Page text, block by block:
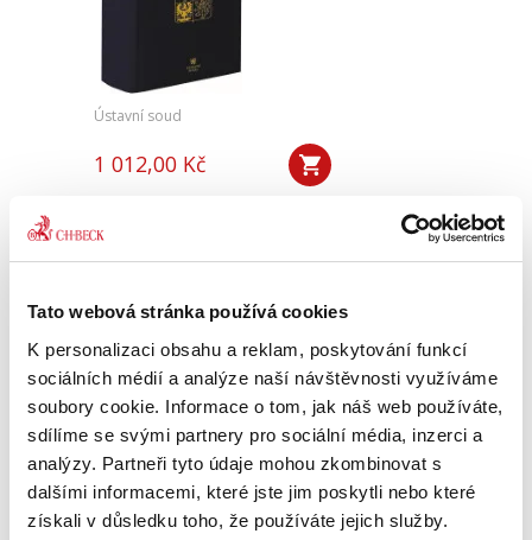
Tato webová stránka používá cookies
K personalizaci obsahu a reklam, poskytování funkcí
sociálních médií a analýze naší návštěvnosti využíváme
soubory cookie. Informace o tom, jak náš web používáte,
sdílíme se svými partnery pro sociální média, inzerci a
analýzy. Partneři tyto údaje mohou zkombinovat s
dalšími informacemi, které jste jim poskytli nebo které
získali v důsledku toho, že používáte jejich služby.
Ústavní soud
1 012,00 Kč
všechny přijaté nálezy a vybraná usnesení
Ústavního soudu. Pro odbornou, ale i laickou
pomůckou k interpretaci a...
Sbírka nálezů a
usnesení ÚS ČR,
svazek 85 (vč. CD)